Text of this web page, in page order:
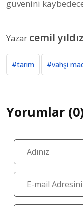
güvenini
Yazar cemil yıldız
#tarım #vahşi
Yorumlar (0)